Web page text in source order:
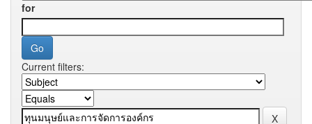
for
Current filters: